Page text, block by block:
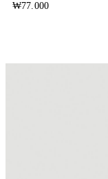
₩77.000